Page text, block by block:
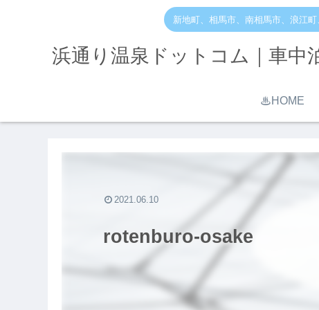
新地町、相馬市、南相馬市、浪江
浜通り温泉ドットコム｜車中
♨︎HOME
rotenburo-osake
2021.06.10